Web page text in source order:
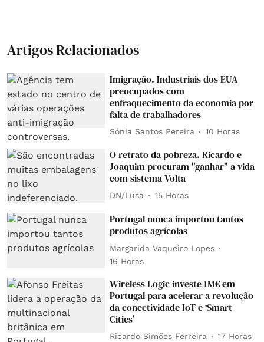
Artigos Relacionados
Imigração. Industriais dos EUA
preocupados com
enfraquecimento da economia por
falta de trabalhadores
Sónia Santos Pereira 10 Horas
O retrato da pobreza. Ricardo e
Joaquim procuram "ganhar" a vida
com sistema Volta
DN/Lusa 15 Horas
Portugal nunca importou tantos
produtos agrícolas
Margarida Vaqueiro Lopes
16 Horas
Wireless Logic investe 1M€ em
Portugal para acelerar a revolução
da conectividade IoT e ‘Smart
Cities’
Ricardo Simões Ferreira 17 Horas